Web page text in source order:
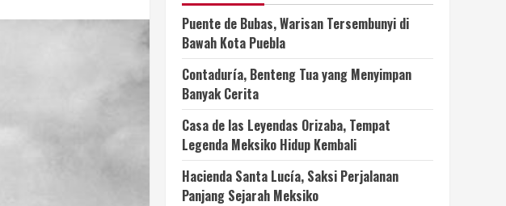
Puente de Bubas, Warisan Tersembunyi di
Bawah Kota Puebla
Contaduría, Benteng Tua yang Menyimpan
Banyak Cerita
Casa de las Leyendas Orizaba, Tempat
Legenda Meksiko Hidup Kembali
Hacienda Santa Lucía, Saksi Perjalanan
Panjang Sejarah Meksiko